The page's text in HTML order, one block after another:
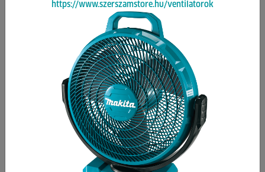
Stihl termékek
Vissza
Kategóriák
Stihl aprítógépek
Stihl ágvágó gépek
https://www.szerszamstore.hu/ventilatorok